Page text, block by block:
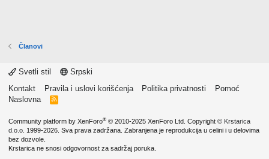
Članovi
Svetli stil
Srpski
Kontakt
Pravila i uslovi korišćenja Politika privatnosti
Pomoć
Naslovna
R
Community platform by XenForo® © 2010-2025 XenForo Ltd. Copyright © Krstarica
d.o.o. 1999-2026. Sva prava zadržana. Zabranjena je reprodukcija u celini i u delovima
bez dozvole.
Krstarica ne snosi odgovornost za sadržaj poruka.